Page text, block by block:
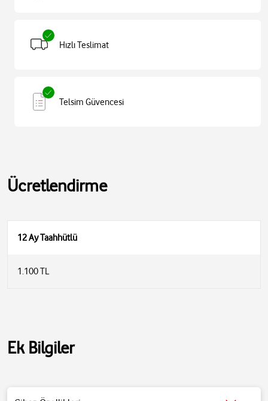
Hızlı Teslimat
Telsim Güvencesi
Ücretlendirme
12 Ay Taahhütlü
1.100 TL
Ek Bilgiler
• Divoom Fairy-OK Karaoke Mikrofonlu FM Radyolu Taşınabilir
• Kutu içinde kablosuz bir harici mikrofon bulunur.